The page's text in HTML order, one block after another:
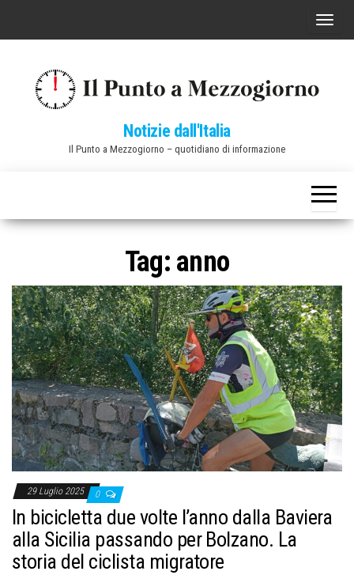
C
a
v
a
z
i
o
n
e
Notizie dall'Italia
Il Punto a Mezzogiorno – quotidiano di informazione
Tag: anno
29 Luglio 2025 0
In bicicletta due volte l’anno dalla Baviera
alla Sicilia passando per Bolzano. La
storia del ciclista migratore